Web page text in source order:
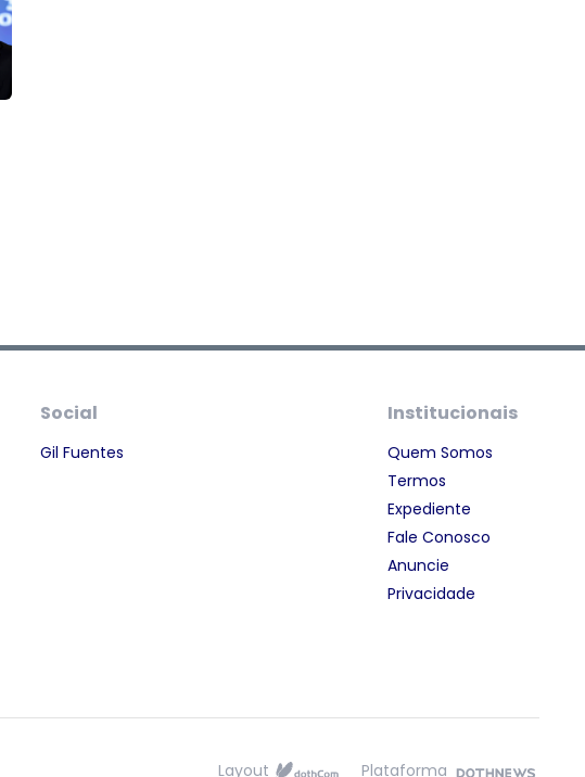
Social
Gil Fuentes
Institucionais
Quem Somos
Termos
Expediente
Fale Conosco
Anuncie
Privacidade
Layout Plataforma